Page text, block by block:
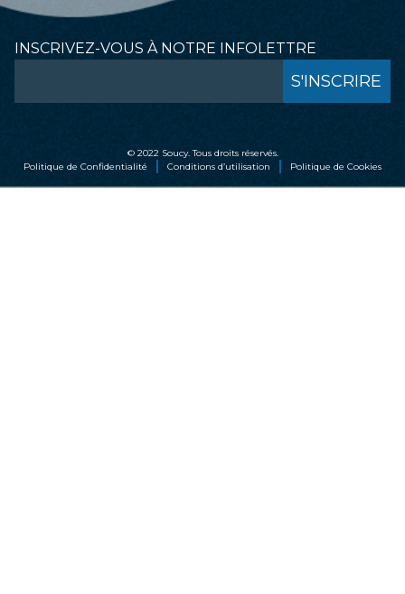
INSCRIVEZ-VOUS À NOTRE INFOLETTRE
© 2022 Soucy. Tous droits réservés.
Politique de Confidentialité
Conditions d’utilisation Politique de Cookies